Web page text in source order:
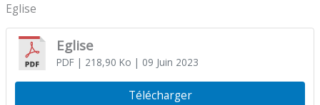
Eglise
Eglise
PDF| 218,90 Ko | 09 Juin 2023
Télécharger